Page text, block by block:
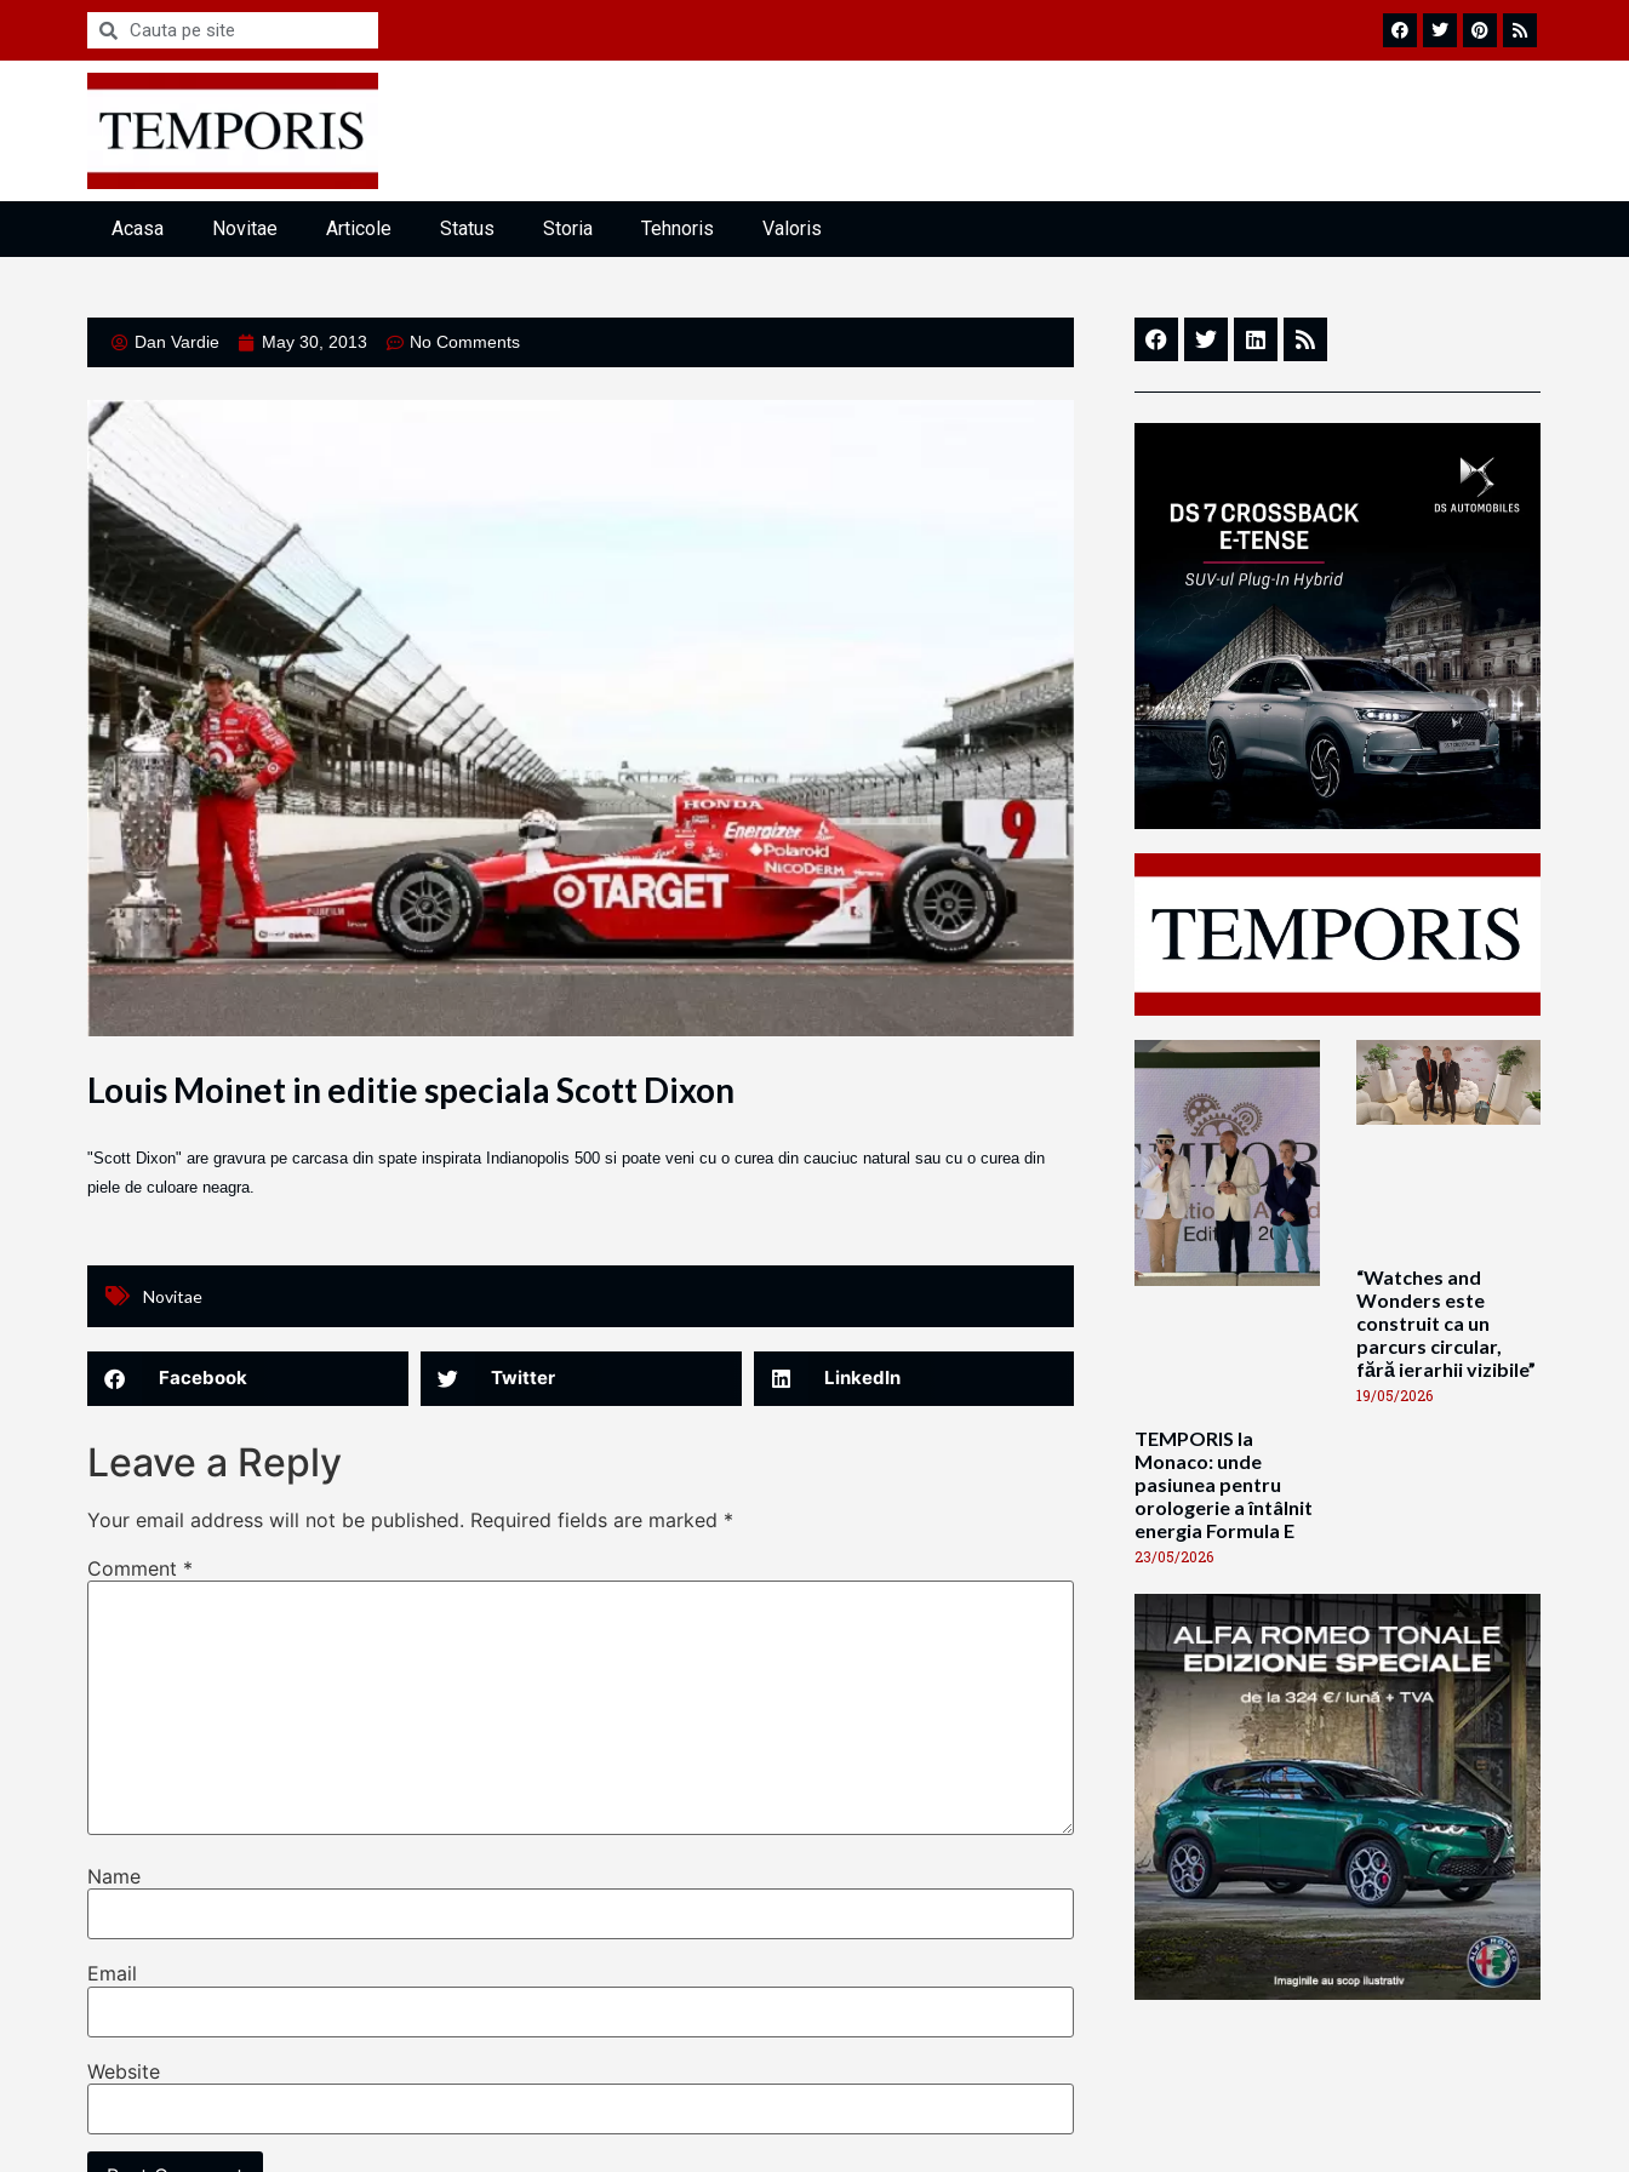
Acasa Novitae Articole Status Storia Tehnoris Valoris
Dan Vardie May 30, 2013 No Comments
Louis Moinet in editie speciala Scott Dixon
"Scott Dixon" are gravura pe carcasa din spate inspirata Indianopolis 500 si poate veni cu o curea din cauciuc natural sau cu o curea din
piele de culoare neagra.
Novitae
Facebook Twitter LinkedIn
Leave a Reply
Your email address will not be published. Required fields are marked *
Comment *
Name
Email
Website
TEMPORIS la
Monaco: unde
pasiunea pentru
orologerie a întâlnit
energia Formula E
23/05/2026
“Watches and
Wonders este
construit ca un
parcurs circular,
fără ierarhii vizibile”
19/05/2026